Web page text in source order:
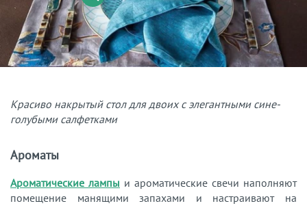
Красиво накрытый стол для двоих с элегантными сине-
голубыми салфетками
Ароматы
Ароматические лампы и ароматические свечи наполняют
помещение манящими запахами и настраивают на